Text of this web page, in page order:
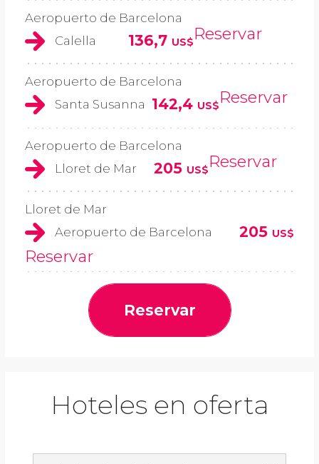
Aeropuerto de Barcelona
Calella
136,7 US$Reservar
Aeropuerto de Barcelona
Santa Susanna 142,4 US$Reservar
Aeropuerto de Barcelona
Lloret de Mar
205 US$Reservar
Lloret de Mar
Aeropuerto de Barcelona
205 US$
Reservar
Reservar
Hoteles en oferta